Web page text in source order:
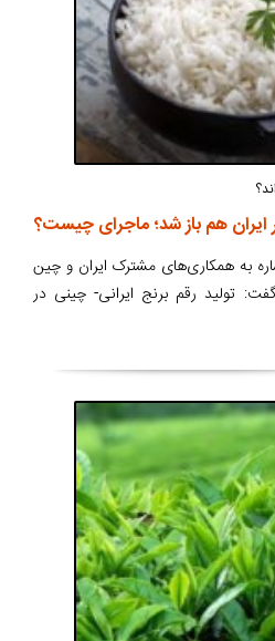
به همکاری‌های مشترک ایران و چین
تولید رقم برنج ایرانی- چینی در